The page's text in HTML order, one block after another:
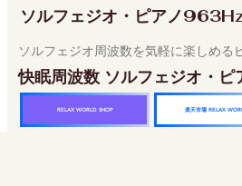
ソルフェジオ・ピアノ
ソルフェジオ周波数を気軽に楽しめる
快眠周波数 ソルフェジオ・ピ
RELAX WORLD SHOP 楽天市場 RELAX